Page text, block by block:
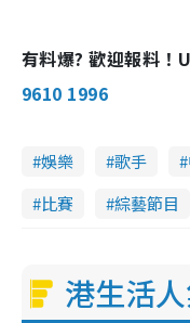
有料爆? 歡迎報料
9610 1996
娛樂 歌手
比賽
綜藝節目
港生活